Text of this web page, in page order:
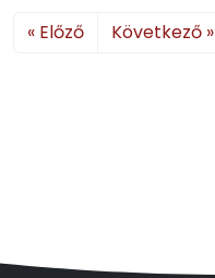
« Előző Következő »